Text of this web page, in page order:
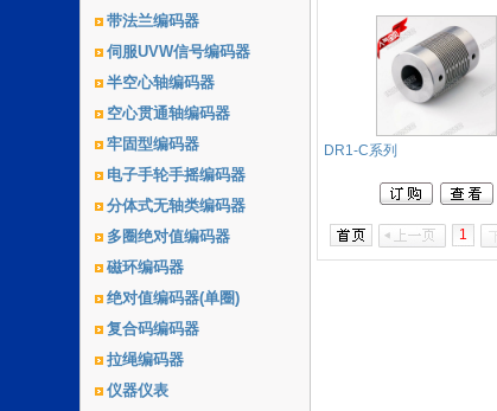
带法兰编码器
伺服UVW信号编码器
半空心轴编码器
空心贯通轴编码器
牢固型编码器
电子手轮手摇编码器
分体式无轴类编码器
多圈绝对值编码器
磁环编码器
绝对值编码器(单圈)
复合码编码器
拉绳编码器
仪器仪表
DR1-C系列
1